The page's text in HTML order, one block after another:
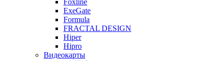
Foxline
ExeGate
Formula
FRACTAL DESIGN
Hiper
Hipro
Видеокарты